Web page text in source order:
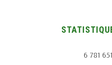
6 781